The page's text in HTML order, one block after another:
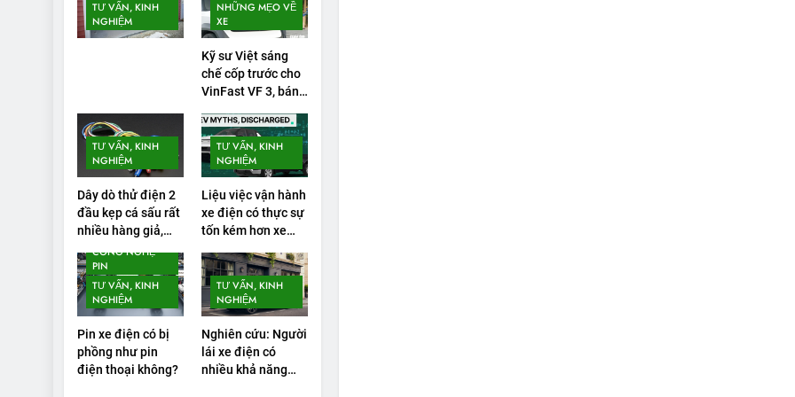
TƯ VẤN, KINH
NGHIỆM
NHỮNG MẸO VỀ
XE
Kỹ sư Việt sáng
chế cốp trước cho
VinFast VF 3, bán
TƯ VẤN, KINH
NGHIỆM
Dây dò thử điện 2
đầu kẹp cá sấu rất
nhiều hàng giả,
ro
TƯ VẤN, KINH
NGHIỆM
Liệu việc vận hành
xe điện có thực sự
tốn kém hơn xe
không?
CÔNG NGHỆ
PIN
TƯ VẤN, KINH
NGHIỆM
Pin xe điện có bị
phồng như pin
điện thoại không?
TƯ VẤN, KINH
NGHIỆM
Nghiên cứu: Người
lái xe điện có
nhiều khả năng